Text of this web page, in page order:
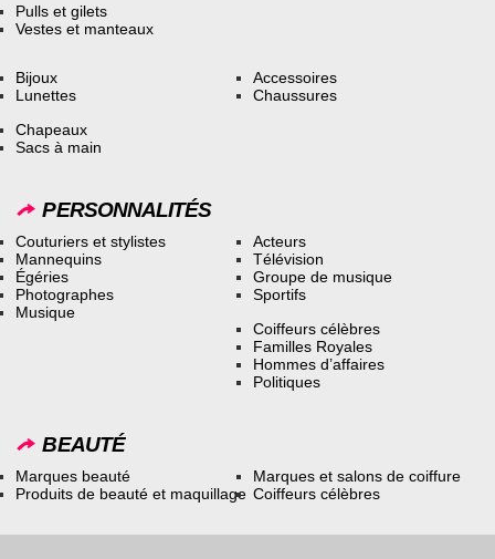
Pulls et gilets
Vestes et manteaux
Bijoux
Lunettes
Accessoires
Chaussures
Chapeaux
Sacs à main
PERSONNALITÉS
Couturiers et stylistes
Mannequins
Égéries
Photographes
Musique
Acteurs
Télévision
Groupe de musique
Sportifs
Coiffeurs célèbres
Familles Royales
Hommes d’affaires
Politiques
BEAUTÉ
Marques beauté
Produits de beauté et maquillage
Marques et salons de coiffure
Coiffeurs célèbres